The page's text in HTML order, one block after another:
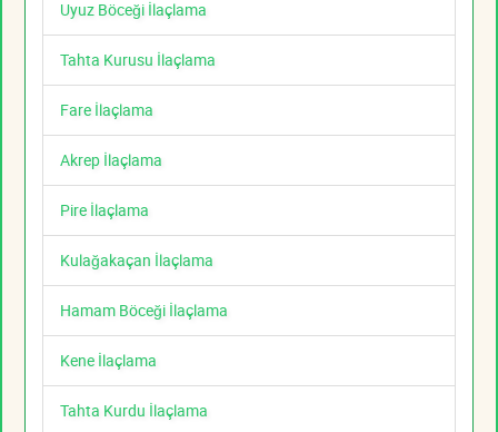
Uyuz Böceği İlaçlama
Tahta Kurusu İlaçlama
Fare İlaçlama
Akrep İlaçlama
Pire İlaçlama
Kulağakaçan İlaçlama
Hamam Böceği İlaçlama
Kene İlaçlama
Tahta Kurdu İlaçlama